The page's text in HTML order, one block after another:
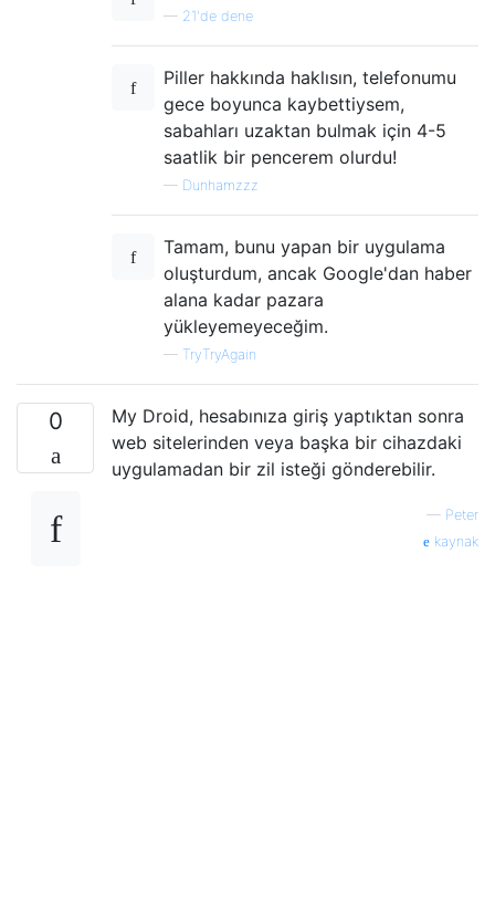
— 21'de dene
Piller hakkında haklısın, telefonumu
gece boyunca kaybettiysem,
sabahları uzaktan bulmak için 4-5
saatlik bir pencerem olurdu!
— Dunhamzzz
Tamam, bunu yapan bir uygulama
oluşturdum, ancak Google'dan haber
alana kadar pazara
yükleyemeyeceğim.
— TryTryAgain
0
My Droid, hesabınıza giriş yaptıktan sonra
web sitelerinden veya başka bir cihazdaki
uygulamadan bir zil isteği gönderebilir.
— Peter
kaynak